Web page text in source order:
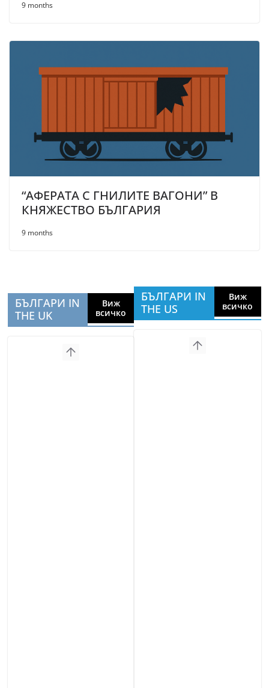
9 months
“АФЕРАТА С ГНИЛИТЕ ВАГОНИ” В
КНЯЖЕСТВО БЪЛГАРИЯ
9 months
БЪЛГАРИ IN
THE UK
Виж
всичко
БЪЛГАРИ IN
THE US
Виж
всичко